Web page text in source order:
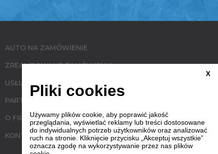
AUTO NA ZAMÓWIENIE
ZREALIZOWANE ZAMÓWIENIA
USŁUGI
PARTNERZY
O FIRMIE
KONTAKT
X
Pliki cookies
Używamy plików cookie, aby poprawić jakość
przeglądania, wyświetlać reklamy lub treści dostosowane
do indywidualnych potrzeb użytkowników oraz analizować
ruch na stronie. Kliknięcie przycisku „Akceptuj wszystkie”
oznacza zgodę na wykorzystywanie przez nas plików